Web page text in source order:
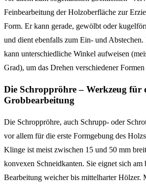
Feinbearbeitung der Holzoberfläche zur
Form. Er kann gerade, gewölbt oder
und dient ebenfalls zum Ein- und
kann unterschiedliche Winkel aufweisen
Grad), um das Drehen verschiedener
Die Schroppröhre – Werkzeug für
Grobbearbeitung
Die Schroppröhre, auch Schrupp- oder
vor allem für die erste Formgebung des
Klinge ist meist zwischen 15 und 50 mm
konvexen Schneidkanten. Sie eignet sich am
Bearbeitung weicher bis mittelharter Hölzer.